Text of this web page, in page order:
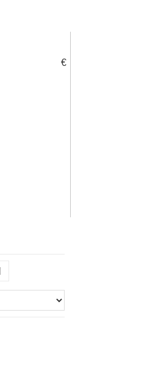
€